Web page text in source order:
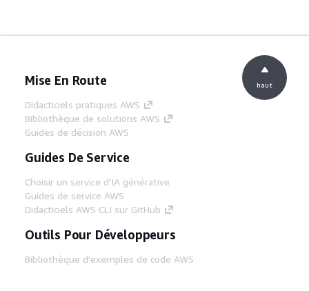
Mise En Route
Didacticiels pratiques AWS
Bibliothèque de solutions AWS
Guides de décision AWS
Guides De Service
Choisir un service d'IA générative
Guides de service AWS
Didacticiels AWS CLI sur GitHub
Outils Pour Développeurs
Bibliothèque d'exemples de code AWS
haut